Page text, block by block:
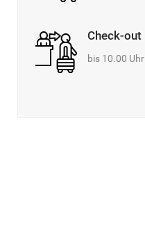
Check-out
bis 10.00 Uhr